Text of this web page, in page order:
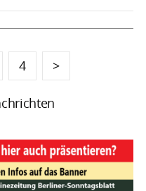
4 >